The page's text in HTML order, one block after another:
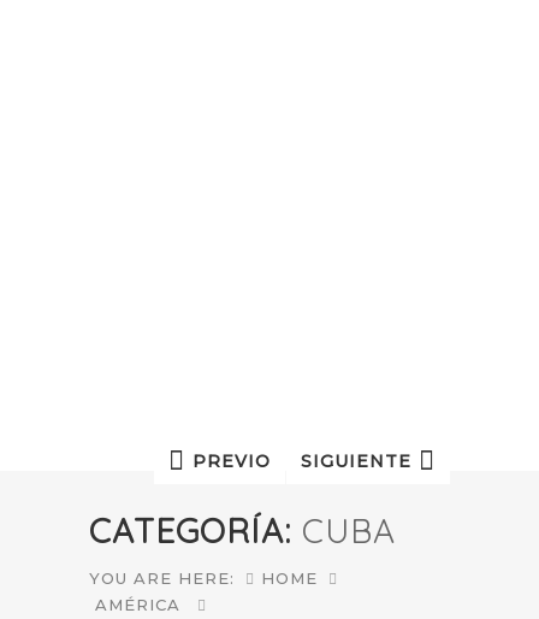
CATEGORÍA: CUBA
YOU ARE HERE:
HOME
AMÉRICA
PREVIO SIGUIENTE